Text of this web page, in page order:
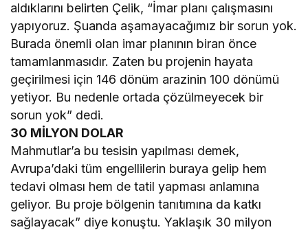
aldıklarını belirten Çelik, “İmar planı çalışmasını
yapıyoruz. Şuanda aşamayacağımız bir sorun yok.
Burada önemli olan imar planının biran önce
tamamlanmasıdır. Zaten bu projenin hayata
geçirilmesi için 146 dönüm arazinin 100 dönümü
yetiyor. Bu nedenle ortada çözülmeyecek bir
sorun yok” dedi.
30 MİLYON DOLAR
Mahmutlar’a bu tesisin yapılması demek,
Avrupa’daki tüm engellilerin buraya gelip hem
tedavi olması hem de tatil yapması anlamına
geliyor. Bu proje bölgenin tanıtımına da katkı
sağlayacak” diye konuştu. Yaklaşık 30 milyon